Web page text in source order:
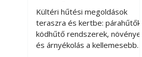
kellemesebbé a
teraszt és a kertet?
Kültéri hűtési megoldások
teraszra és kertbe: párahűtők,
ködhűtő rendszerek, növények
és árnyékolás a kellemesebb